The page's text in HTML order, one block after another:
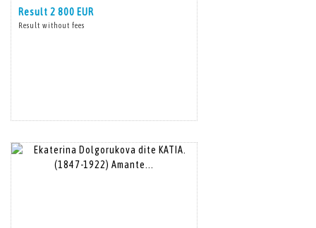
Result 2 800 EUR
Result without fees